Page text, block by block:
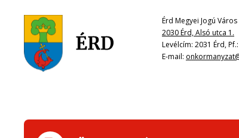
Érd Megyei Jogú
2030 Érd, Alsó utca 1.
Levélcím: 2031 Érd,
E-mail: